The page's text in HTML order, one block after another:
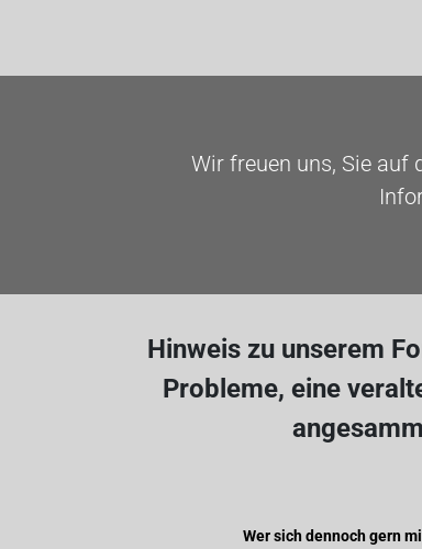
Wir freuen uns, Sie auf
Hinweis zu unserem
Probleme, eine
Wer sich dennoch gern